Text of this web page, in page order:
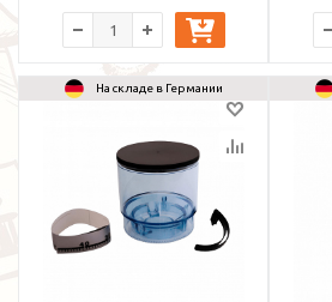
На складе в Германии